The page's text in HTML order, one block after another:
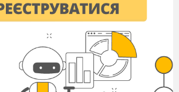
піч, адже в ніч
Нового року вона танцює,
на Ме
ланки мусить бути чисто
не кляла, що не вимащена".
не спить на печі, не сидить,